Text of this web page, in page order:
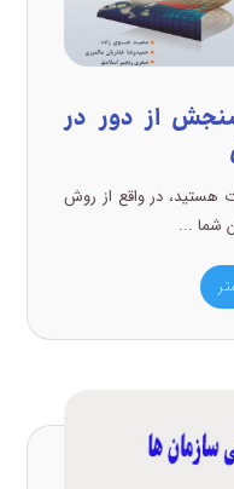
از دور در
هستید، در واقع از روش
شما ...